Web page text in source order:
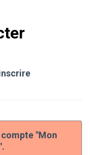
"Mon